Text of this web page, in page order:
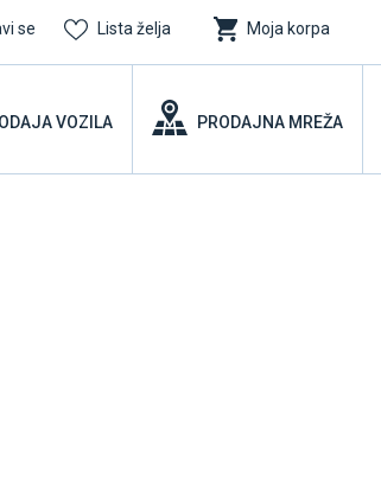
se Lista želja Moja korpa
VOZILA PRODAJNA MREŽA